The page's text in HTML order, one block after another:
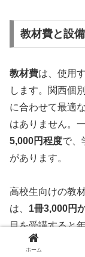
教材費と設
教材費は、使用
します。関西個
に合わせて最適
はありません。
5,000円程度で、
があります。
高校生向けの教
は、 1冊3,000円
目を受講すると
かります。ただ
ホーム